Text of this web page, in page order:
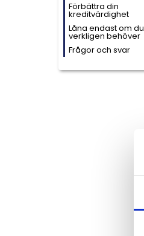
Förbättra din
kreditvärdighet
Låna endast om du
verkligen behöver
Frågor och svar